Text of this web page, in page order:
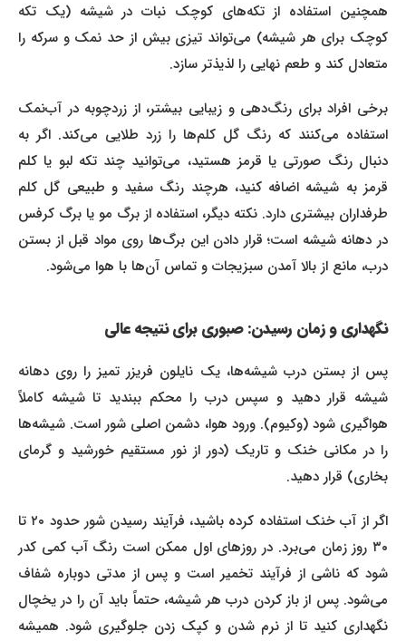
همچنین استفاده از تکه‌های کوچک نبات در شیشه (یک تکه
کوچک برای هر شیشه) می‌تواند تیزی بیش از حد نمک و سرکه را
متعادل کند و طعم نهایی را لذیذتر سازد.
برخی افراد برای رنگ‌دهی و زیبایی بیشتر، از زردچوبه در آب‌نمک
استفاده می‌کنند که رنگ گل کلم‌ها را زرد طلایی می‌کند. اگر به
دنبال رنگ صورتی یا قرمز هستید، می‌توانید چند تکه لبو یا کلم
قرمز به شیشه اضافه کنید، هرچند رنگ سفید و طبیعی گل کلم
طرفداران بیشتری دارد. نکته دیگر، استفاده از برگ مو یا برگ کرفس
در دهانه شیشه است؛ قرار دادن این برگ‌ها روی مواد قبل از بستن
درب، مانع از بالا آمدن سبزیجات و تماس آن‌ها با هوا می‌شود.
نگهداری و زمان رسیدن: صبوری برای نتیجه عالی
پس از بستن درب شیشه‌ها، یک نایلون فریزر تمیز را روی دهانه
شیشه قرار دهید و سپس درب را محکم ببندید تا شیشه کاملاً
هواگیری شود (وکیوم). ورود هوا، دشمن اصلی شور است. شیشه‌ها
را در مکانی خنک و تاریک (دور از نور مستقیم خورشید و گرمای
بخاری) قرار دهید.
اگر از آب خنک استفاده کرده باشید، فرآیند رسیدن شور حدود ۲۰ تا
۳۰ روز زمان می‌برد. در روزهای اول ممکن است رنگ آب کمی کدر
شود که ناشی از فرآیند تخمیر است و پس از مدتی دوباره شفاف
می‌شود. پس از باز کردن درب هر شیشه، حتماً باید آن را در یخچال
نگهداری کنید تا از نرم شدن و کپک زدن جلوگیری شود. همیشه